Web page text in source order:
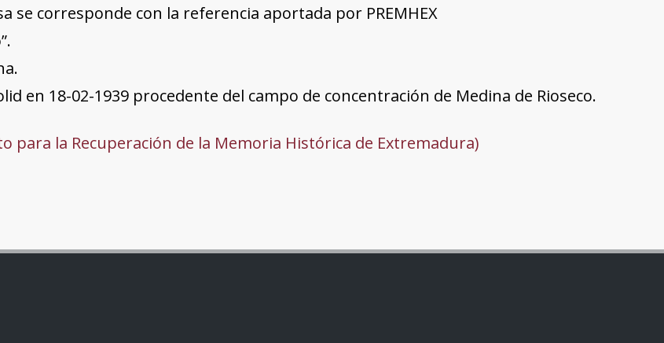
se corresponde con la referencia aportada por PREMHEX
en 18-02-1939 procedente del campo de concentración de Medina de Rioseco.
para la Recuperación de la Memoria Histórica de Extremadura)